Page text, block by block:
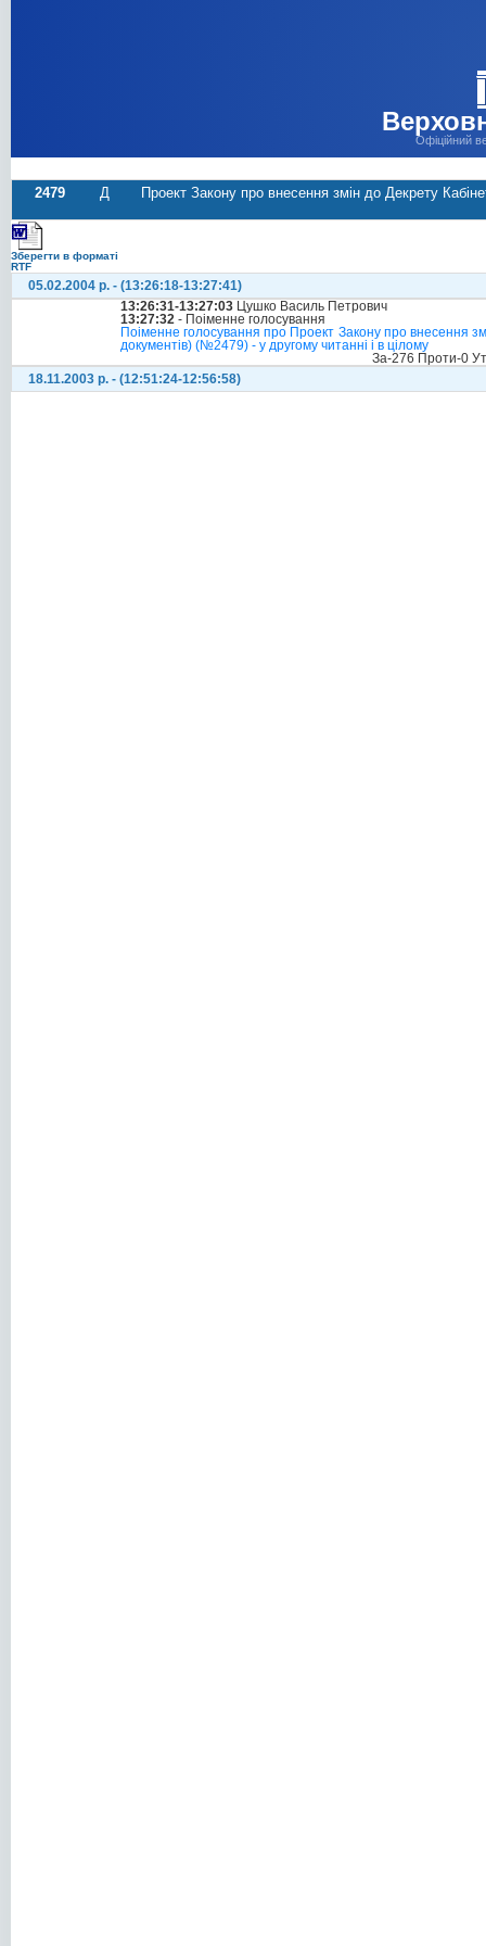
Офіційний
2479 Д Проект Закону про внесення змін до Декрету
Зберегти в форматі
RTF
05.02.2004 р. - (13:26:18-13:27:41)
13:26:31-13:27:03 Цушко Василь Петрович
13:27:32 - Поіменне голосування
Поіменне голосування про Проект Закону про внесення
документів) (№2479) - у другому читанні і в цілому
За-276 Проти-0
18.11.2003 р. - (12:51:24-12:56:58)